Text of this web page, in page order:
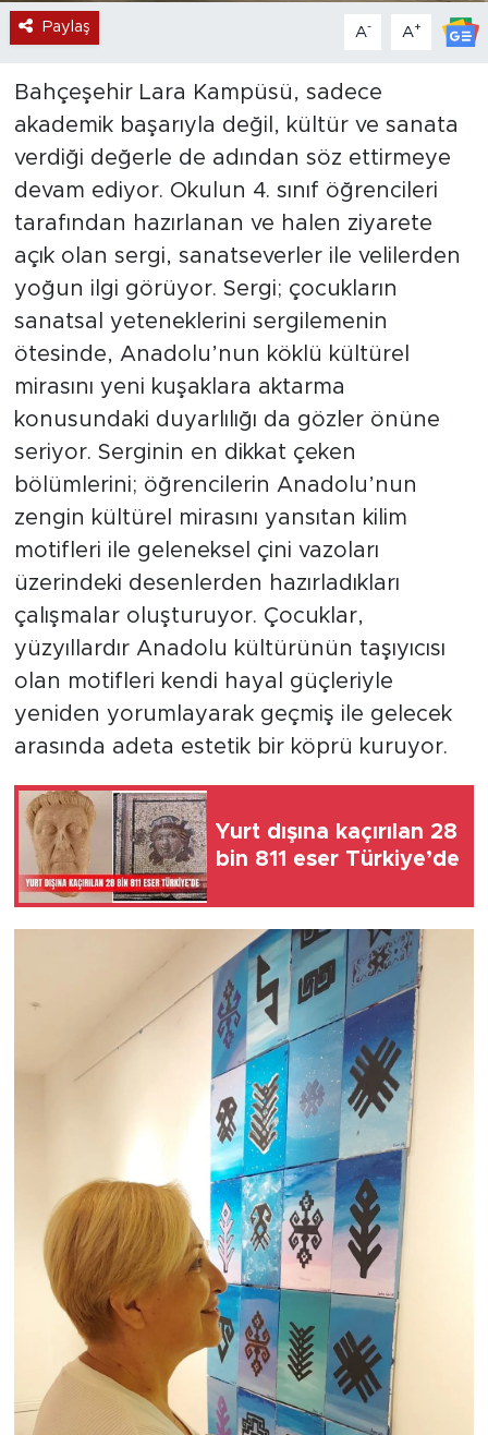
Paylaş A- A+
​Bahçeşehir Lara Kampüsü, sadece
akademik başarıyla değil, kültür ve sanata
verdiği değerle de adından söz ettirmeye
devam ediyor. Okulun 4. sınıf öğrencileri
tarafından hazırlanan ve halen ziyarete
açık olan sergi, sanatseverler ile velilerden
yoğun ilgi görüyor. Sergi; çocukların
sanatsal yeteneklerini sergilemenin
ötesinde, Anadolu’nun köklü kültürel
mirasını yeni kuşaklara aktarma
konusundaki duyarlılığı da gözler önüne
seriyor. Serginin en dikkat çeken
bölümlerini; öğrencilerin Anadolu’nun
zengin kültürel mirasını yansıtan kilim
motifleri ile geleneksel çini vazoları
üzerindeki desenlerden hazırladıkları
çalışmalar oluşturuyor. Çocuklar,
yüzyıllardır Anadolu kültürünün taşıyıcısı
olan motifleri kendi hayal güçleriyle
yeniden yorumlayarak geçmiş ile gelecek
arasında adeta estetik bir köprü kuruyor.
Yurt dışına kaçırılan 28
bin 811 eser Türkiye’de